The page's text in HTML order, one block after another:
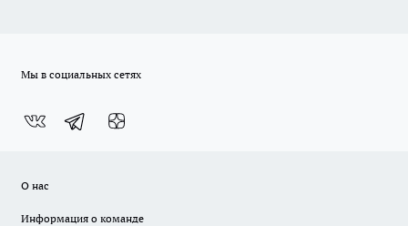
Мы в социальных сетях
О нас
Информация о команде